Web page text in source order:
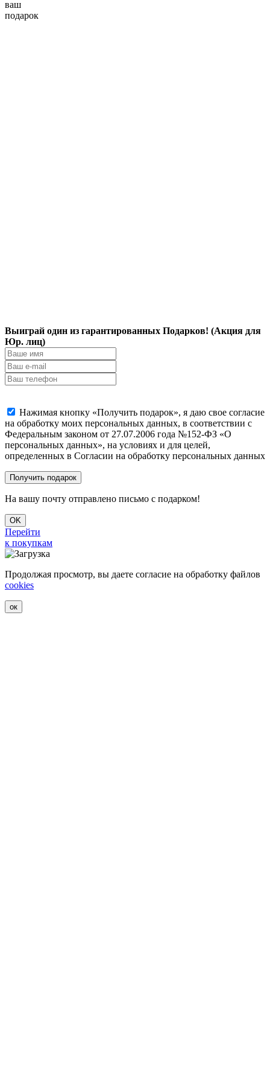
ваш
подарок
Выиграй один из гарантированных Подарков! (Акция для
Юр. лиц)
Нажимая кнопку «Получить подарок», я даю свое согласие
на обработку моих персональных данных, в соответствии с
Федеральным законом от 27.07.2006 года №152-ФЗ «О
персональных данных», на условиях и для целей,
определенных в Согласии на обработку персональных данных
На вашу почту отправлено письмо с подарком!
OK
Перейти
к покупкам
Продолжая просмотр, вы даете согласие на обработку файлов
cookies
ок